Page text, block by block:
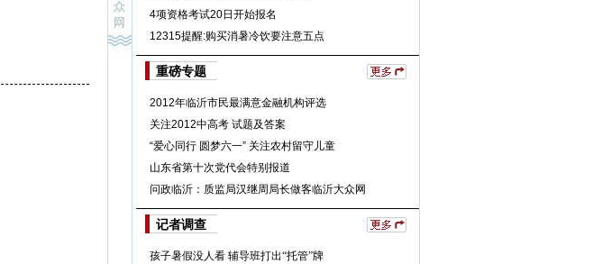
4项资格考试20日开始报名
12315提醒:购买消暑冷饮要注意五点
重磅专题
2012年临沂市民最满意金融机构评选
关注2012中高考 试题及答案
“爱心同行 圆梦六一” 关注农村留守儿童
山东省第十次党代会特别报道
问政临沂：质监局汉继周局长做客临沂大众网
记者调查
孩子暑假没人看 辅导班打出“托管”牌